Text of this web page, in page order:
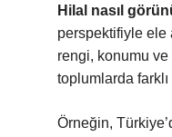
Hilal nasıl
perspektifiyle ele
rengi, konumu ve
toplumlarda
Örneğin,